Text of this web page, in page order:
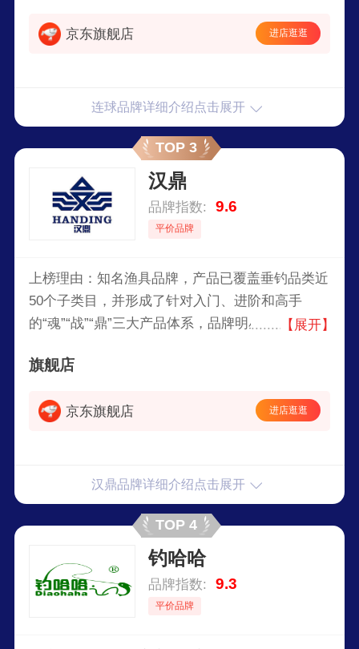
京东旗舰店 进店逛逛
连球品牌详细介绍点击展开
TOP 3
汉鼎
品牌指数: 9.6
平价品牌
上榜理由：知名渔具品牌，产品已覆盖垂钓品类近
50个子类目，并形成了针对入门、进阶和高手
的“魂”“战”“鼎”三大产品体系，品牌明星产品汉鼎1
底累计销售超过1200万支。
【展开】
旗舰店
京东旗舰店 进店逛逛
汉鼎品牌详细介绍点击展开
TOP 4
钓哈哈
品牌指数: 9.3
平价品牌